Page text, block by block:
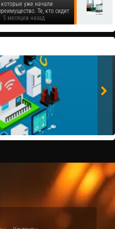
уже начали
Те, кто сидит
5 месяцев назад